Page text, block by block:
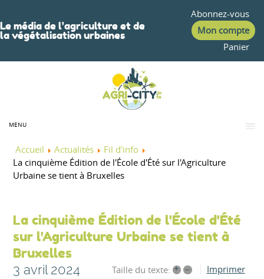
Le média de l'agriculture et de
la végétalisation urbaines
Abonnez-vous
Mon compte
Panier
MENU
Accueil Actualités
Fil d'info
La cinquième Édition de l'École d'Été sur l'Agriculture
Urbaine se tient à Bruxelles
La cinquième Édition de l'École d'Été
sur l'Agriculture Urbaine se tient à
Bruxelles
3 avril 2024 Taille du texte: + – Imprimer